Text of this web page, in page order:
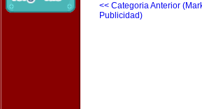
<< Categoria Anterior
Publicidad)